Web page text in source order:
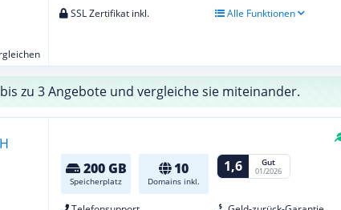
SSL Zertifikat inkl.
Alle Funktionen
zu 3 Angebote und vergleiche sie miteinander.
200 GB
Speicherplatz
10
Domains inkl.
1,6 Gut
01/2026